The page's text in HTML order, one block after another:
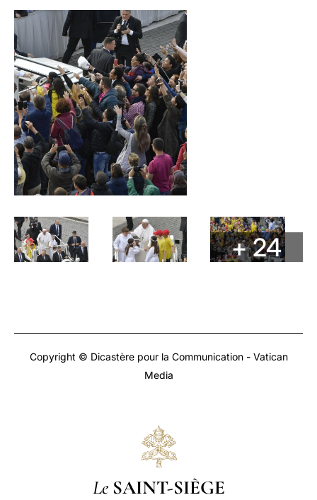
+ 24
Copyright © Dicastère pour la Communication - Vatican
Media
Le SAINT-SIÈGE